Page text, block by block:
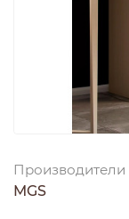
Производители
MGS